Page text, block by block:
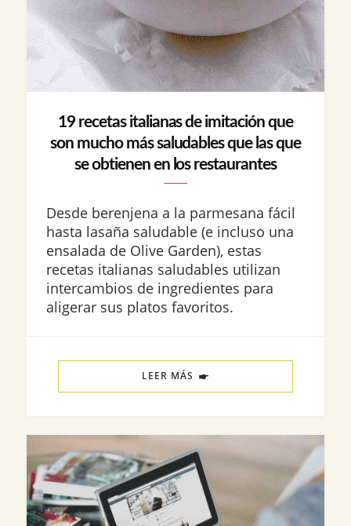
19 recetas italianas de imitación que
son mucho más saludables que las que
se obtienen en los restaurantes
Desde berenjena a la parmesana fácil
hasta lasaña saludable (e incluso una
ensalada de Olive Garden), estas
recetas italianas saludables utilizan
intercambios de ingredientes para
aligerar sus platos favoritos.
LEER MÁS